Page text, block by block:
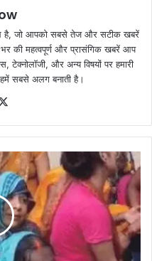
जो आपको सबसे तेज और सटीक खबरें
भर की महत्वपूर्ण और प्रासंगिक खबरें आप
और अन्य विषयों पर हमारी
हमें सबसे अलग बनाती है।